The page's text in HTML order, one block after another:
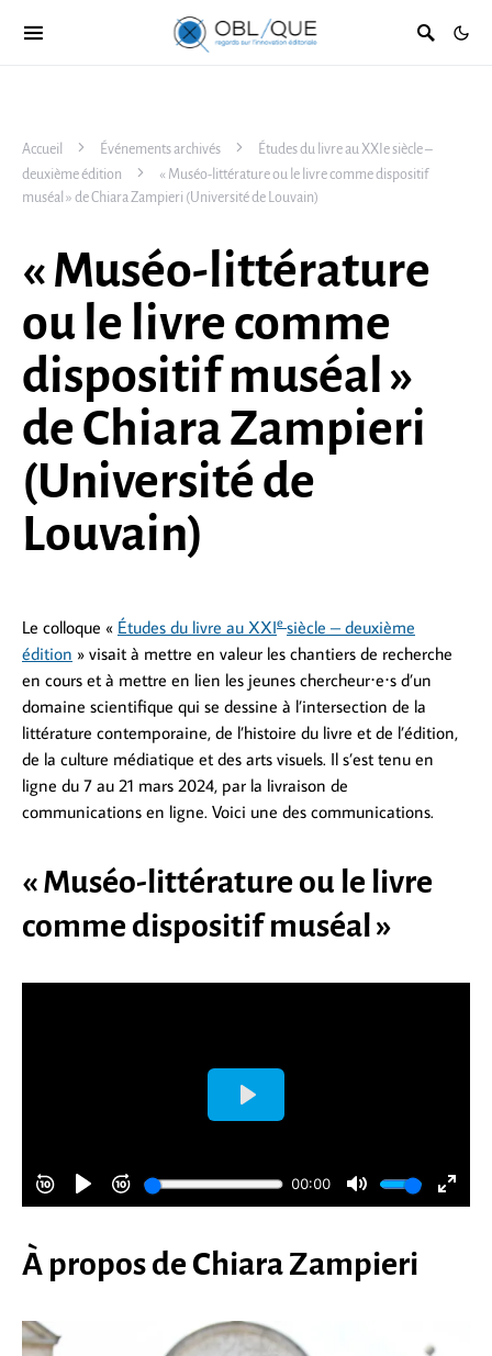
Accueil Événements archivés
Études du livre au XXIe siècle –
deuxième édition
« Muséo-littérature ou le livre comme dispositif
muséal » de Chiara Zampieri (Université de Louvain)
« Muséo-littérature
ou le livre comme
dispositif muséal »
de Chiara Zampieri
(Université de
Louvain)
Le colloque « Études du livre au XXIe siècle – deuxième
édition » visait à mettre en valeur les chantiers de recherche
en cours et à mettre en lien les jeunes chercheur⋅e⋅s d’un
domaine scientifique qui se dessine à l’intersection de la
littérature contemporaine, de l’histoire du livre et de l’édition,
de la culture médiatique et des arts visuels. Il s’est tenu en
ligne du 7 au 21 mars 2024, par la livraison de
communications en ligne. Voici une des communications.
« Muséo-littérature ou le livre
comme dispositif muséal »
À propos de Chiara Zampieri